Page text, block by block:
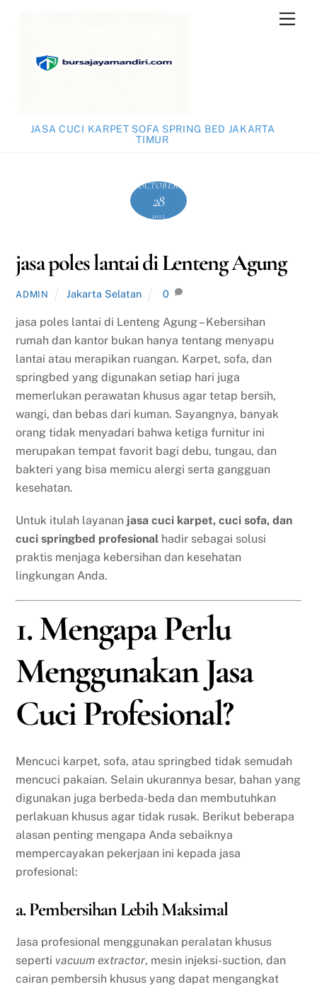
JASA CUCI KARPET SOFA SPRING BED JAKARTA
TIMUR
OCTOBER
28
2025
jasa poles lantai di Lenteng Agung
ADMIN Jakarta Selatan 0
jasa poles lantai di Lenteng Agung – Kebersihan
rumah dan kantor bukan hanya tentang menyapu
lantai atau merapikan ruangan. Karpet, sofa, dan
springbed yang digunakan setiap hari juga
memerlukan perawatan khusus agar tetap bersih,
wangi, dan bebas dari kuman. Sayangnya, banyak
orang tidak menyadari bahwa ketiga furnitur ini
merupakan tempat favorit bagi debu, tungau, dan
bakteri yang bisa memicu alergi serta gangguan
kesehatan.
Untuk itulah layanan jasa cuci karpet, cuci sofa, dan
cuci springbed profesional hadir sebagai solusi
praktis menjaga kebersihan dan kesehatan
lingkungan Anda.
1. Mengapa Perlu
Menggunakan Jasa
Cuci Profesional?
Mencuci karpet, sofa, atau springbed tidak semudah
mencuci pakaian. Selain ukurannya besar, bahan yang
digunakan juga berbeda-beda dan membutuhkan
perlakuan khusus agar tidak rusak. Berikut beberapa
alasan penting mengapa Anda sebaiknya
mempercayakan pekerjaan ini kepada jasa
profesional:
a. Pembersihan Lebih Maksimal
Jasa profesional menggunakan peralatan khusus
seperti vacuum extractor, mesin injeksi-suction, dan
cairan pembersih khusus yang dapat mengangkat